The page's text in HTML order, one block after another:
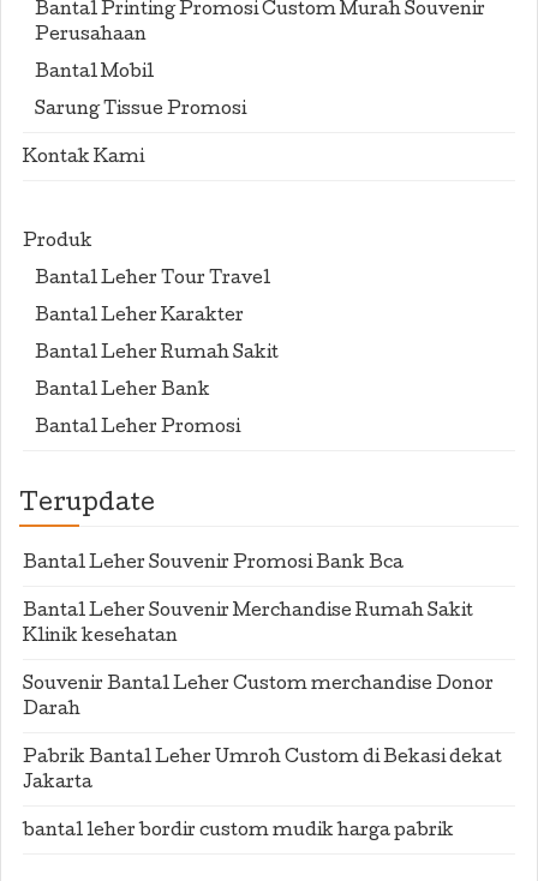
Bantal Printing Promosi Custom Murah Souvenir
Perusahaan
Bantal Mobil
Sarung Tissue Promosi
Kontak Kami
Produk
Bantal Leher Tour Travel
Bantal Leher Karakter
Bantal Leher Rumah Sakit
Bantal Leher Bank
Bantal Leher Promosi
Terupdate
Bantal Leher Souvenir Promosi Bank Bca
Bantal Leher Souvenir Merchandise Rumah Sakit
Klinik kesehatan
Souvenir Bantal Leher Custom merchandise Donor
Darah
Pabrik Bantal Leher Umroh Custom di Bekasi dekat
Jakarta
bantal leher bordir custom mudik harga pabrik